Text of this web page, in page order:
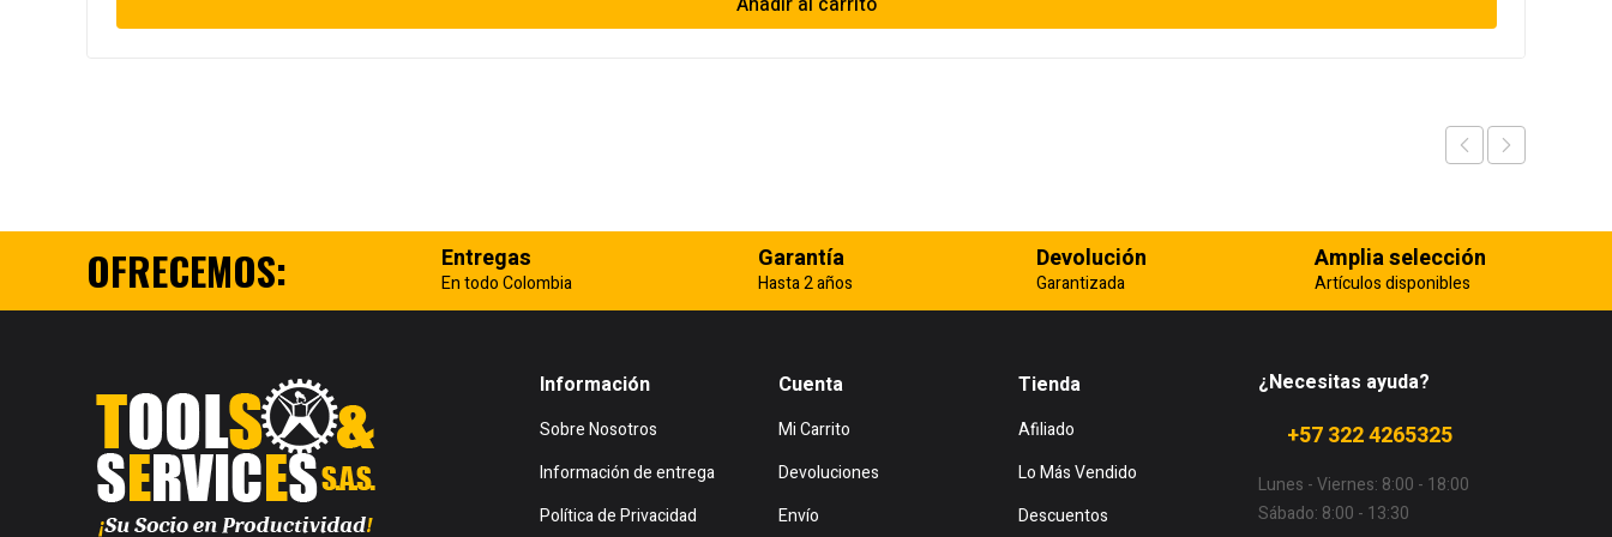
OFRECEMOS: Entregas
En todo Colombia
Garantía
Hasta 2 años
Devolución
Garantizada
Amplia selección
Artículos disponibles
Información
Sobre Nosotros
Información de entrega
Política de Privacidad
Cuenta
Mi Carrito
Devoluciones
Envío
Tienda
Afiliado
Lo Más Vendido
Descuentos
¿Necesitas ayuda?
+57 322 4265325
Lunes - Viernes: 8:00 - 18:00
Sábado: 8:00 - 13:30